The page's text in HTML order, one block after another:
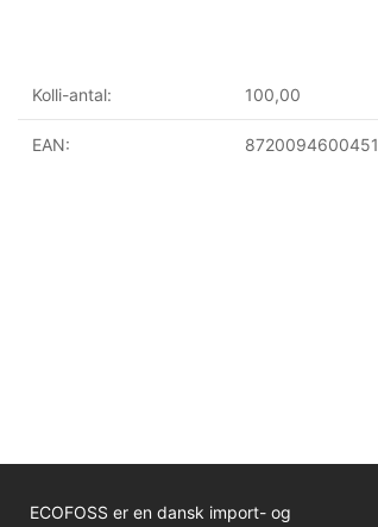
Kolli-antal: 100,00
EAN: 8720094600451
ECOFOSS er en dansk import- og